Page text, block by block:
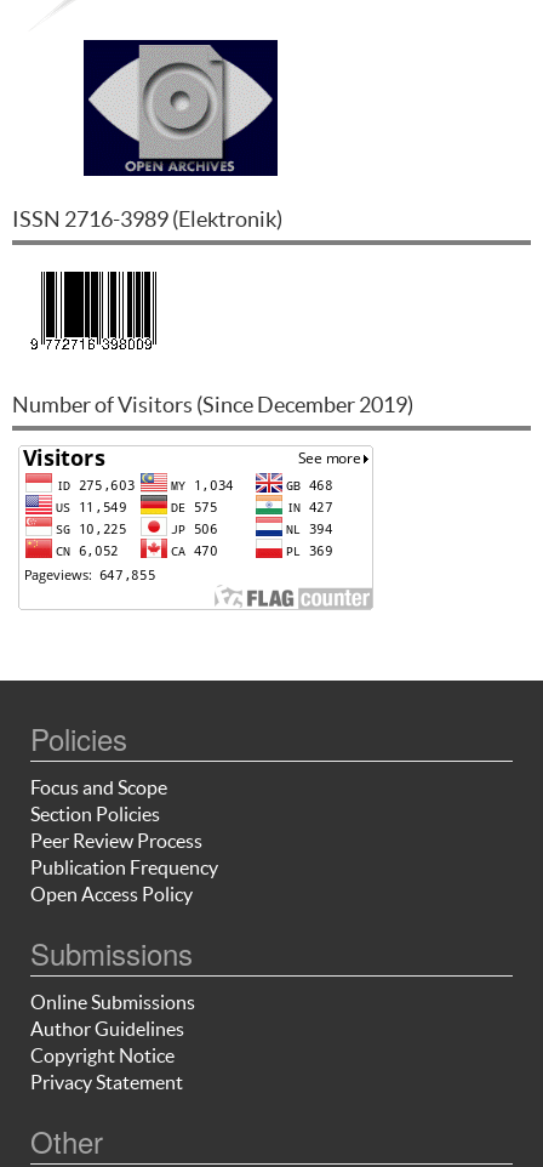
ISSN 2716-3989(Elektronik)
Number of Visitors (Since December 2019)
Policies
Focus and Scope
Section Policies
Peer Review Process
Publication Frequency
Open Access Policy
Submissions
Online Submissions
Author Guidelines
Copyright Notice
Privacy Statement
Other